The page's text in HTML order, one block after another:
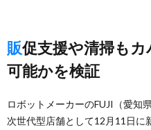
販促支援や清掃もカバー、店舗運営効率化
可能かを検証
ロボットメーカーのFUJI（愛知
次世代型店舗として12月11日に